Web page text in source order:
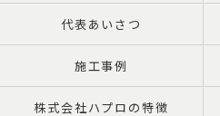
代表あいさつ
施工事例
株式会社ハプロの特徴